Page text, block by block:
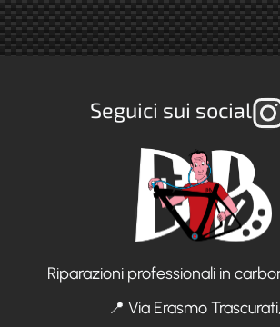
Seguici sui social
Riparazioni professionali in
📍 Via Erasmo